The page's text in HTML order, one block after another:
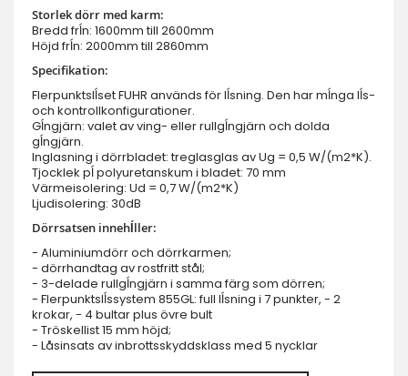
Storlek dörr med karm:
Bredd frĺn: 1600mm till 2600mm
Höjd frĺn: 2000mm till 2860mm
Specifikation:
Flerpunktslĺset FUHR används för lĺsning. Den har mĺnga lĺs-
och kontrollkonfigurationer.
Gĺngjärn: valet av ving- eller rullgĺngjärn och dolda
gĺngjärn.
Inglasning i dörrbladet: treglasglas av Ug = 0,5 W/(m2*K).
Tjocklek pĺ polyuretanskum i bladet: 70 mm
Värmeisolering: Ud = 0,7 W/(m2*K)
Ljudisolering: 30dB
Dörrsatsen innehĺller:
- Aluminiumdörr och dörrkarmen;
- dörrhandtag av rostfritt stål;
- 3-delade rullgĺngjärn i samma färg som dörren;
- Flerpunktslĺssystem 855GL: full lĺsning i 7 punkter, - 2
krokar, - 4 bultar plus övre bult
- Tröskellist 15 mm höjd;
- Låsinsats av inbrottsskyddsklass med 5 nycklar